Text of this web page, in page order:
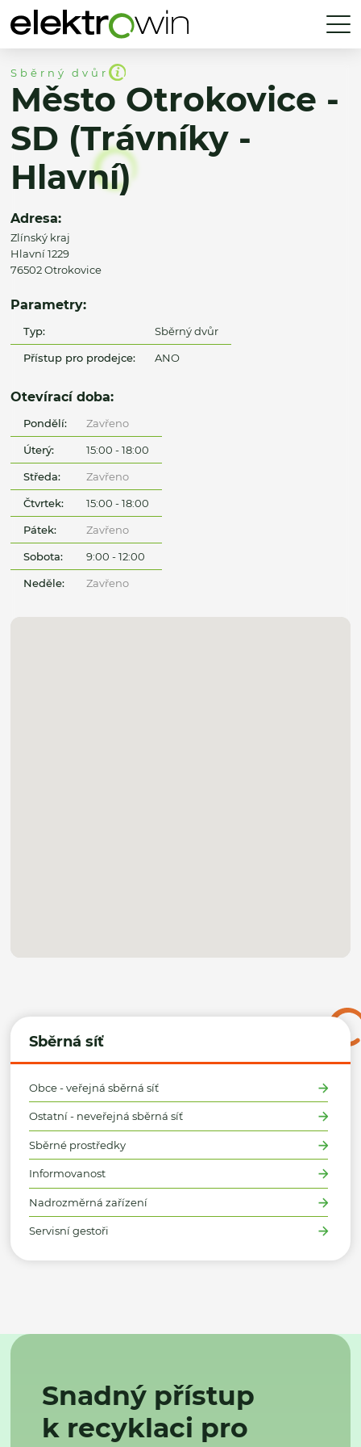
Sběrná síť
Obce - veřejná sběrná síť
Ostatní - neveřejná sběrná síť
Sběrné prostředky
Informovanost
Nadrozměrná zařízení
Servisní gestoři
Sběrný dvůr
Město Otrokovice -
SD (Trávníky -
Hlavní)
Adresa:
Zlínský kraj
Hlavní 1229
76502 Otrokovice
Parametry:
Typ: Sběrný dvůr
Přístup pro prodejce: ANO
Otevírací doba:
Pondělí: Zavřeno
Úterý: 15:00 - 18:00
Středa: Zavřeno
Čtvrtek: 15:00 - 18:00
Pátek: Zavřeno
Sobota: 9:00 - 12:00
Neděle: Zavřeno
Snadný přístup
k recyklaci pro